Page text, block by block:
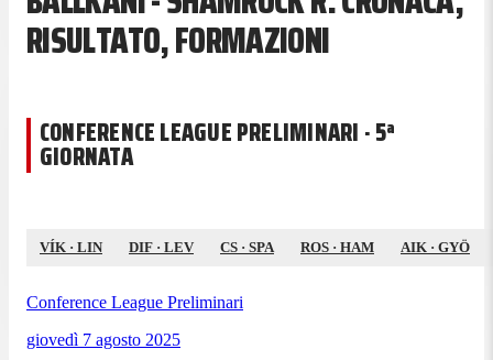
RISULTATO, FORMAZIONI
CONFERENCE LEAGUE PRELIMINARI · 5ª
GIORNATA
VÍK · LIN DIF · LEV CS · SPA ROS · HAM AIK · GYÖ
Conference League Preliminari
giovedì 7 agosto 2025